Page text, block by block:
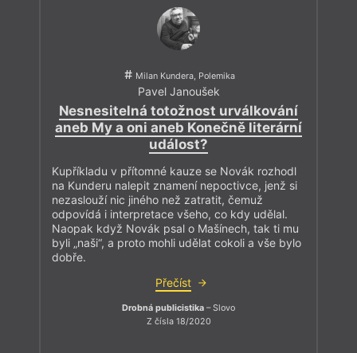
Milan Kundera, Polemika
Pavel Janoušek
Nesnesitelná totožnost urválkování
aneb My a oni aneb Konečně literární
událost?
Kupříkladu v přítomné kauze se Novák rozhodl
na Kunderu nalepit znamení nepoctivce, jenž si
nezaslouží nic jiného než zatratit, čemuž
odpovídá i interpretace všeho, co kdy udělal.
Naopak když Novák psal o Mašínech, tak ti mu
byli „naši“, a proto mohli udělat cokoli a vše bylo
dobře.
Přečíst
Drobná publicistika – Slovo
Z čísla 18/2020